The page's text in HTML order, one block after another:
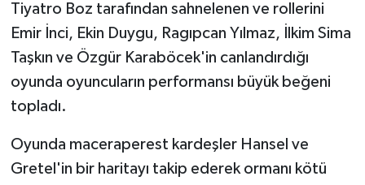
Tiyatro Boz tarafından sahnelenen ve rollerini
Emir İnci, Ekin Duygu, Ragıpcan Yılmaz, İlkim Sima
Taşkın ve Özgür Karaböcek'in canlandırdığı
oyunda oyuncuların performansı büyük beğeni
topladı.
Oyunda maceraperest kardeşler Hansel ve
Gretel'in bir haritayı takip ederek ormanı kötü